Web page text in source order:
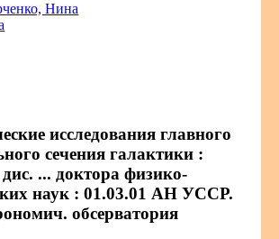
Нина
исследования главного
сечения галактики :
... доктора физико-
наук : 01.03.01 АН УССР.
обсерватория